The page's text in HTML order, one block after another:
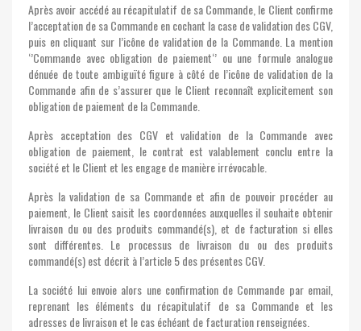
Après avoir accédé au récapitulatif de sa Commande, le Client confirme
l’acceptation de sa Commande en cochant la case de validation des CGV,
puis en cliquant sur l’icône de validation de la Commande. La mention
‘’Commande avec obligation de paiement‘’ ou une formule analogue
dénuée de toute ambiguïté figure à côté de l’icône de validation de la
Commande afin de s’assurer que le Client reconnaît explicitement son
obligation de paiement de la Commande.
Après acceptation des CGV et validation de la Commande avec
obligation de paiement, le contrat est valablement conclu entre la
société et le Client et les engage de manière irrévocable.
Après la validation de sa Commande et afin de pouvoir procéder au
paiement, le Client saisit les coordonnées auxquelles il souhaite obtenir
livraison du ou des produits commandé(s), et de facturation si elles
sont différentes. Le processus de livraison du ou des produits
commandé(s) est décrit à l’article 5 des présentes CGV.
La société lui envoie alors une confirmation de Commande par email,
reprenant les éléments du récapitulatif de sa Commande et les
adresses de livraison et le cas échéant de facturation renseignées.